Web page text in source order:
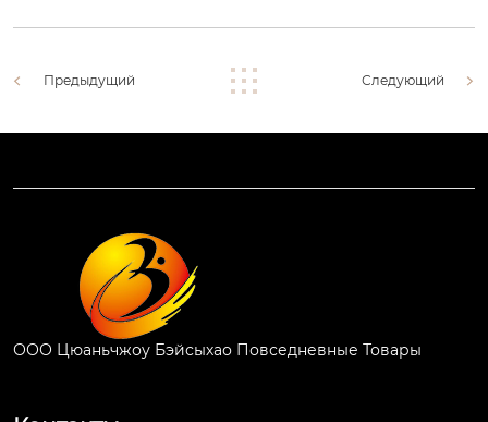
Предыдущий Следующий
ООО Цюаньчжоу Бэйсыхао Повседневные Товары